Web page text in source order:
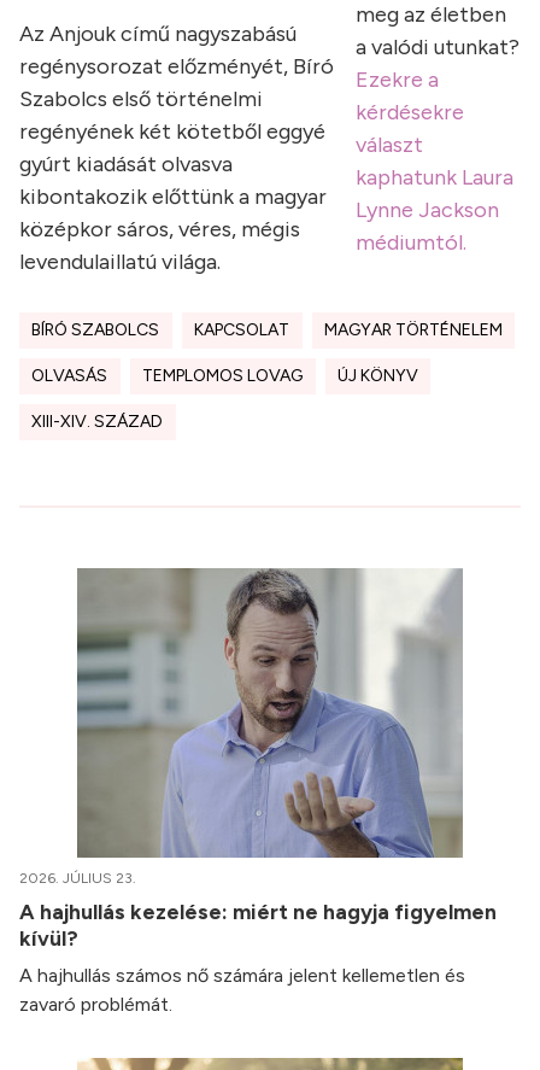
meg az életben
a valódi utunkat?
Ezekre a
kérdésekre
választ
kaphatunk Laura
Lynne Jackson
médiumtól.
Az Anjouk című nagyszabású
regénysorozat előzményét, Bíró
Szabolcs első történelmi
regényének két kötetből eggyé
gyúrt kiadását olvasva
kibontakozik előttünk a magyar
középkor sáros, véres, mégis
levendulaillatú világa.
BÍRÓ SZABOLCS KAPCSOLAT MAGYAR TÖRTÉNELEM
OLVASÁS TEMPLOMOS LOVAG ÚJ KÖNYV
XIII-XIV. SZÁZAD
2026. JÚLIUS 23.
A hajhullás kezelése: miért ne hagyja figyelmen
kívül?
A hajhullás számos nő számára jelent kellemetlen és
zavaró problémát.